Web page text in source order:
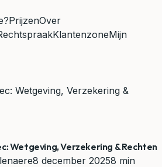
PrijzenOver
KlantenzoneMijn
Wetgeving, Verzekering &
Wetgeving, Verzekering & Rechten
8 december 20258 min